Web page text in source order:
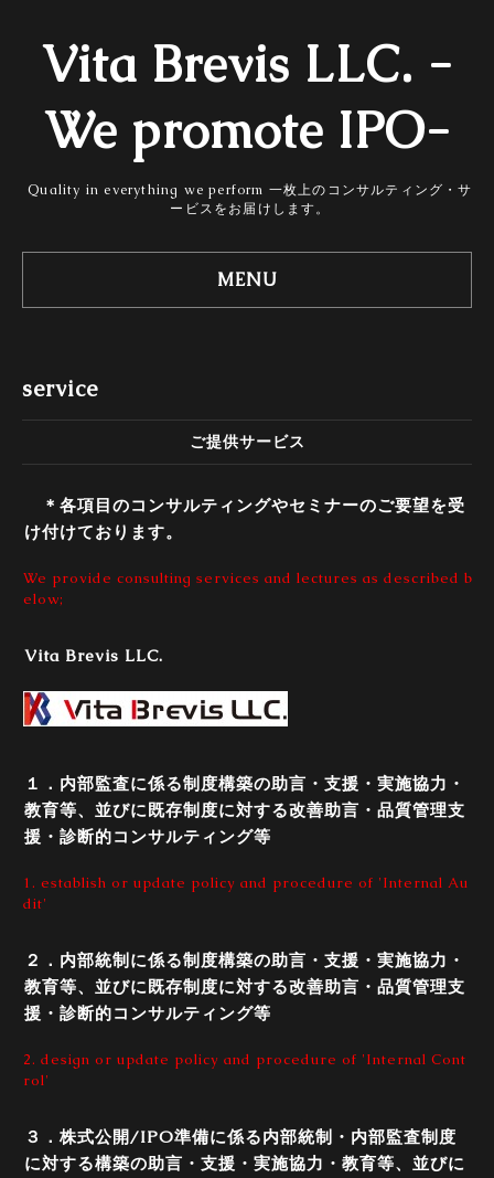
Vita Brevis LLC. -
We promote IPO-
Quality in everything we perform 一枚上のコンサルティング・サ
ービスをお届けします。
MENU
service
ご提供サービス
＊各項目のコンサルティングやセミナーのご要望を受
け付けております。
We provide consulting services and lectures as described b
elow;
Vita Brevis LLC.
１．内部監査に係る制度構築の助言・支援・実施協力・
教育等、並びに既存制度に対する改善助言・品質管理支
援・診断的コンサルティング等
1. establish or update policy and procedure of 'Internal Au
dit'
２．内部統制に係る制度構築の助言・支援・実施協力・
教育等、並びに既存制度に対する改善助言・品質管理支
援・診断的コンサルティング等
2. design or update policy and procedure of 'Internal Cont
rol'
３．株式公開/IPO準備に係る内部統制・内部監査制度
に対する構築の助言・支援・実施協力・教育等、並びに